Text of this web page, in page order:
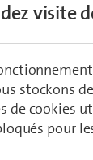
eau,
Réseau
visite
stockons
de cookies
pour